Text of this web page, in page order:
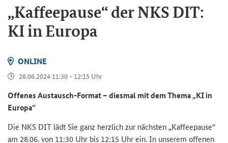
„Kaf­fee­pau­se“ der NKS DIT:
KI in Eu­ro­pa
ON­LINE
28.06.2024 11:30 - 12:15 Uhr
Of­fe­nes Austausch-​Format – dies­mal mit dem Thema „KI in
Eu­ro­pa“
Die NKS DIT lädt Sie ganz herz­lich zur nächs­ten „Kaf­fee­pau­se“
am 28.06. von 11:30 Uhr bis 12:15 Uhr ein. In un­se­rem of­fe­nen